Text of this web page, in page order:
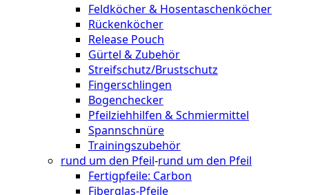
Feldköcher & Hosentaschenköcher
Rückenköcher
Release Pouch
Gürtel & Zubehör
Streifschutz/Brustschutz
Fingerschlingen
Bogenchecker
Pfeilziehhilfen & Schmiermittel
Spannschnüre
Trainingszubehör
rund um den Pfeil-rund um den Pfeil
Fertigpfeile: Carbon
Fiberglas-Pfeile